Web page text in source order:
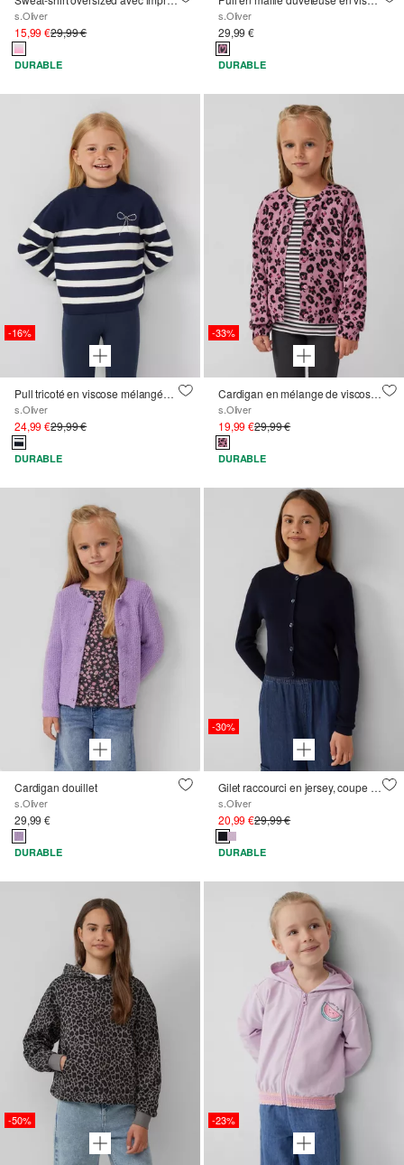
s.Oliver
15,99 €29,99 €
DURABLE
s.Oliver
29,99 €
DURABLE
-16%
Pull tricoté en viscose mélangée, coupe ample
s.Oliver
24,99 €29,99 €
DURABLE
-33%
Cardigan en mélange de viscose avec imprimé sur toute la surface
s.Oliver
19,99 €29,99 €
DURABLE
Cardigan douillet
s.Oliver
29,99 €
DURABLE
-30%
Gilet raccourci en jersey, coupe Slim Fit
s.Oliver
20,99 €29,99 €
DURABLE
-50% -23%